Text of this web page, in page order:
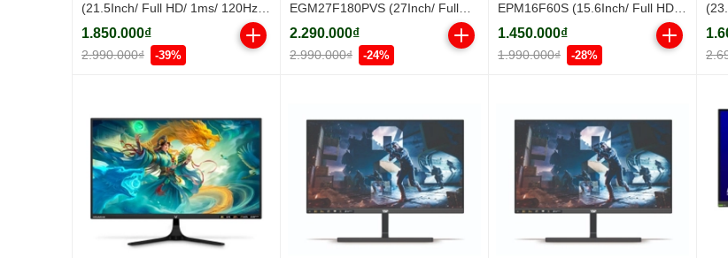
(21.5Inch/ Full HD/ 1ms/ 120Hz/
250cd/m2/ IPS)
1.850.000₫
2.990.000₫ -39%
EGM27F180PVS (27Inch/ Full
HD/ 1ms/ 180Hz/ 250cd/m2/ IPS)
2.290.000₫
2.990.000₫ -24%
EPM16F60S (15.6Inch/ Full HD/
5ms/ IPS)
1.450.000₫
1.990.000₫ -28%